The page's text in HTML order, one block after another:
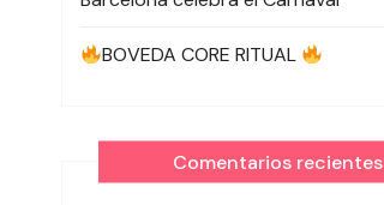
BOVEDA CORE RITUAL
Comentarios recientes